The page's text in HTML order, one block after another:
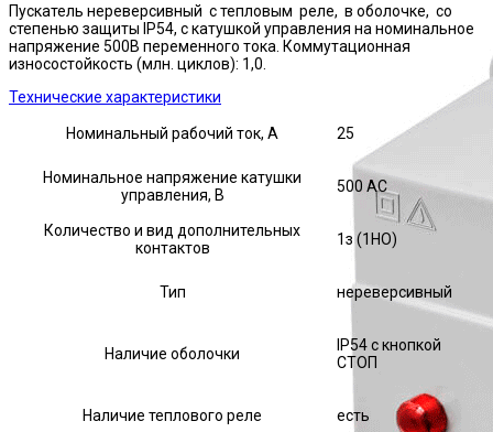
Пускатель нереверсивный с тепловым реле, в оболочке, со
степенью защиты IP54, с катушкой управления на номинальное
напряжение 500В переменного тока. Коммутационная
износостойкость (млн. циклов): 1,0.
Технические характеристики
Номинальный рабочий ток, А 25
Номинальное напряжение катушки
управления, В
500 AC
Количество и вид дополнительных
контактов
1з (1НО)
Тип нереверсивный
Наличие оболочки
IP54 с кнопкой
СТОП
Наличие теплового реле есть